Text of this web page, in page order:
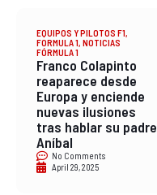
EQUIPOS Y PILOTOS F1,
FORMULA 1, NOTICIAS
FÓRMULA 1
Franco Colapinto
reaparece desde
Europa y enciende
nuevas ilusiones
tras hablar su padre
Aníbal
No Comments
April 29, 2025